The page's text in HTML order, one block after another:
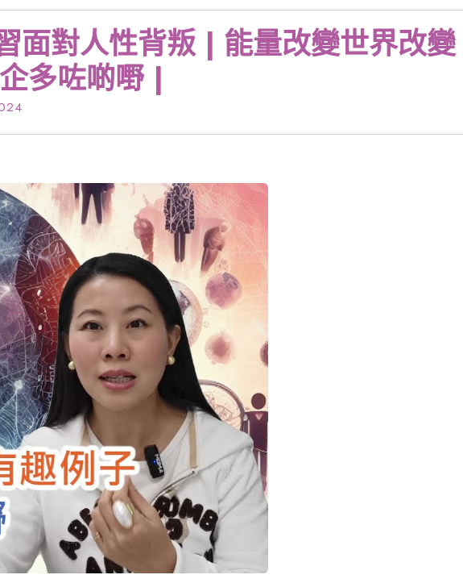
面對人性背叛 | 能量改變世界改變
多咗啲嘢 |